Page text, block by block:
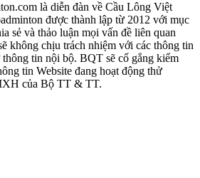
là diễn đàn về Cầu Lông Việt
được thành lập từ 2012 với mục
sẻ và thảo luận mọi vấn đề liên quan
không chịu trách nhiệm với các thông tin
tin nội bộ. BQT sẽ cố gắng kiểm
tin Website đang hoạt động thử
của Bộ TT & TT.